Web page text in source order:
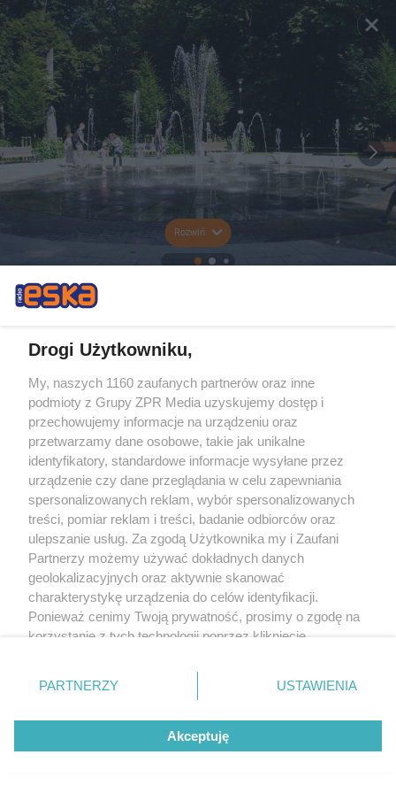
Rozwiń
Drogi Użytkowniku,
My, naszych 1160 zaufanych partnerów oraz inne
podmioty z Grupy ZPR Media uzyskujemy dostęp i
przechowujemy informacje na urządzeniu oraz
przetwarzamy dane osobowe, takie jak unikalne
identyfikatory, standardowe informacje wysyłane przez
urządzenie czy dane przeglądania w celu zapewniania
spersonalizowanych reklam, wybór spersonalizowanych
treści, pomiar reklam i treści, badanie odbiorców oraz
ulepszanie usług. Za zgodą Użytkownika my i Zaufani
Partnerzy możemy używać dokładnych danych
geolokalizacyjnych oraz aktywnie skanować
charakterystykę urządzenia do celów identyfikacji.
Ponieważ cenimy Twoją prywatność, prosimy o zgodę na
korzystanie z tych technologii poprzez kliknięcie
zmienić/wycofać klikając przycisk ustawień prywatności
znajdujący się w lewym dolnym rogu strony
rodzaje przetwarzania danych nie wymagają zgody
użytkownika, ale masz prawo sprzeciwić się takiemu
przetwarzaniu. Preferencje będą miały zastosowanie tylko
PARTNERZY USTAWIENIA
Akceptuję